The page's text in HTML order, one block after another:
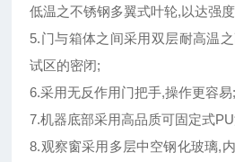
低温之不锈钢多翼式叶轮,以达强
5.门与箱体之间采用双层耐高温
试区的密闭;
6.采用无反作用门把手,操作更容易;
7.机器底部采用高品质可固定式
8.观察窗采用多层中空钢化玻璃,